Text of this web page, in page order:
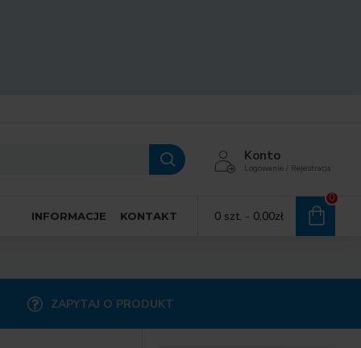
Konto
Logowanie / Rejestracja
INFORMACJE KONTAKT 0 szt. - 0,00zł
0
ZAPYTAJ O PRODUKT